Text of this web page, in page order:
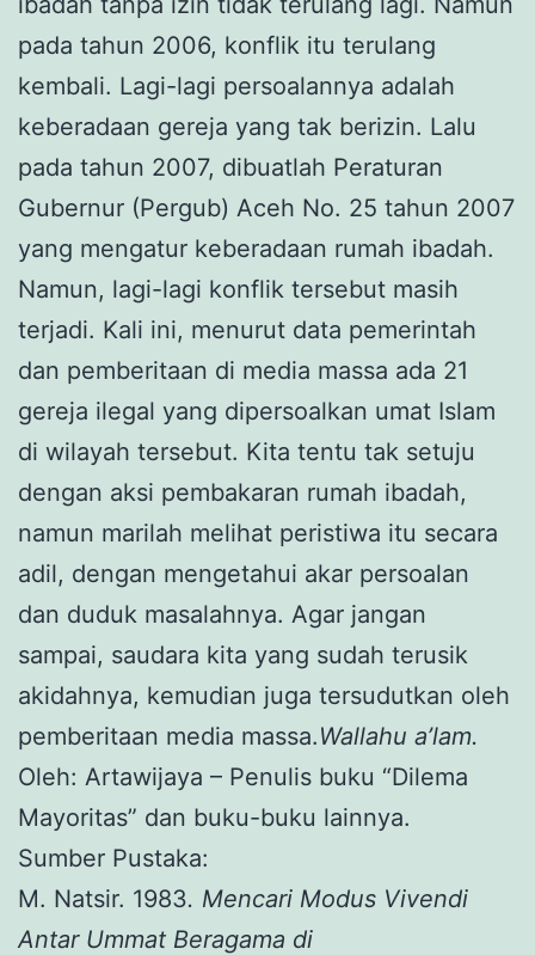
pada tahun 2006, konflik itu terulang
kembali. Lagi-lagi persoalannya adalah
keberadaan gereja yang tak berizin. Lalu
pada tahun 2007, dibuatlah Peraturan
Gubernur (Pergub) Aceh No. 25 tahun 2007
yang mengatur keberadaan rumah ibadah.
Namun, lagi-lagi konflik tersebut masih
terjadi. Kali ini, menurut data pemerintah
dan pemberitaan di media massa ada 21
gereja ilegal yang dipersoalkan umat Islam
di wilayah tersebut. Kita tentu tak setuju
dengan aksi pembakaran rumah ibadah,
namun marilah melihat peristiwa itu secara
adil, dengan mengetahui akar persoalan
dan duduk masalahnya. Agar jangan
sampai, saudara kita yang sudah terusik
akidahnya, kemudian juga tersudutkan oleh
pemberitaan media massa.Wallahu a’lam.
Oleh: Artawijaya – Penulis buku “Dilema
Mayoritas” dan buku-buku lainnya.
Sumber Pustaka:
M. Natsir. 1983. Mencari Modus Vivendi
Antar Ummat Beragama di